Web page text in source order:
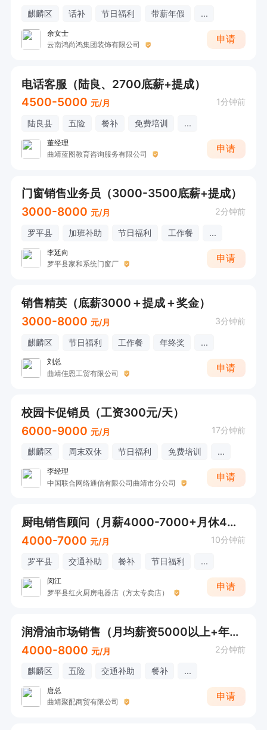
麒麟区 话补 节日福利 带薪年假 ...
余女士
云南鸿尚鸿集团装饰有限公司
申请
电话客服（陆良、2700底薪+提成）
4500-5000 元/月 1分钟前
陆良县 五险 餐补 免费培训 ...
董经理
曲靖蓝图教育咨询服务有限公司
申请
门窗销售业务员（3000-3500底薪+提成）
3000-8000 元/月 2分钟前
罗平县 加班补助 节日福利 工作餐 ...
李廷向
罗平县家和系统门窗厂
申请
销售精英（底薪3000＋提成＋奖金）
3000-8000 元/月 3分钟前
麒麟区 节日福利 工作餐 年终奖 ...
刘总
曲靖佳恩工贸有限公司
申请
校园卡促销员（工资300元/天）
6000-9000 元/月 17分钟前
麒麟区 周末双休 节日福利 免费培训 ...
李经理
中国联合网络通信有限公司曲靖市分公司
申请
厨电销售顾问（月薪4000-7000+月休4天）
4000-7000 元/月 10分钟前
罗平县 交通补助 餐补 节日福利 ...
闵江
罗平县红火厨房电器店（方太专卖店）
申请
润滑油市场销售（月均薪资5000以上+年终奖）
4000-8000 元/月 2分钟前
麒麟区 五险 交通补助 餐补 ...
唐总
曲靖聚配商贸有限公司
申请